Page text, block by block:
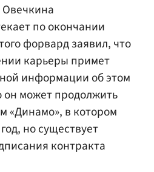
Овечкина
по окончании
форвард заявил, что
карьеры примет
информации об этом
он может продолжить
«Динамо», в котором
но существует
контракта